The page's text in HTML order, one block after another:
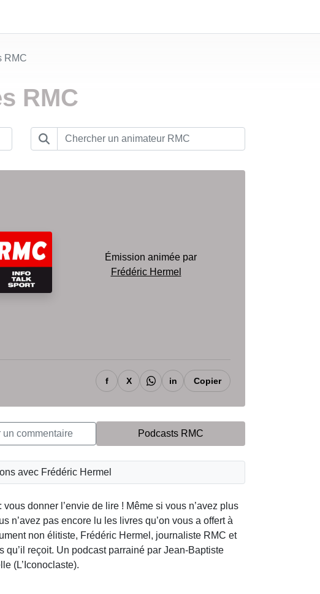
RMC
RMC
Émission animée par
Frédéric Hermel
f X in Copier
un commentaire Podcasts RMC
avec Frédéric Hermel
donner l’envie de lire ! Même si vous n’avez plus
n’avez pas encore lu les livres qu’on vous a offert à
non élitiste, Frédéric Hermel, journaliste RMC et
reçoit. Un podcast parrainé par Jean-Baptiste
(L’Iconoclaste).